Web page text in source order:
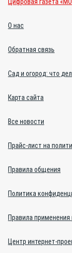
Цифровая газета
О нас
Обратная связь
Сад и огород: что
Карта сайта
Все новости
Прайс-лист на
Правила общения
Политика
Правила применения
Центр интернет-